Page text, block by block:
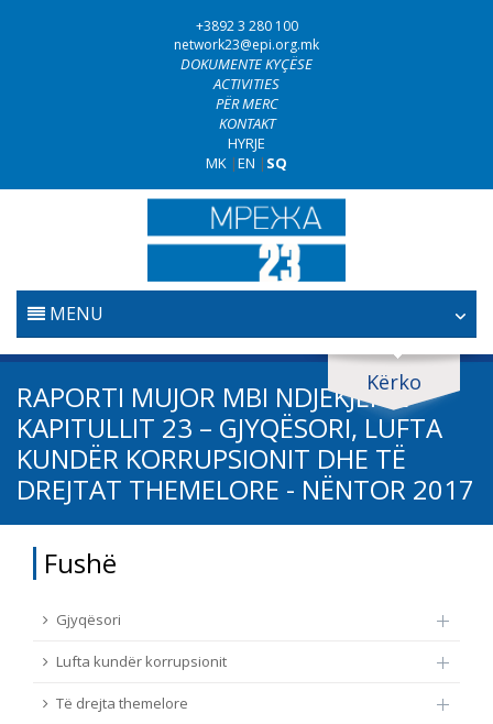
+3892 3 280 100
network23@epi.org.mk
DOKUMENTE KYÇËSE
ACTIVITIES
PËR MERC
KONTAKT
HYRJE
MK |EN | SQ
MENU
FILLESTARE
GJYQËSORI
LUFTA KUNDËR KORRUPSIONIT
TË DREJTA THEMELORE
E DREJTA E QYTETARËVE TË BE-SË
ПРИСТАПНИ ПРЕГОВОРИ
Kërko
Kërko dokumente
Kërko
Fushë / lëmi
Burim
Nën burim
RAPORTI MUJOR MBI NDJEKJEN E
KAPITULLIT 23 – GJYQËSORI, LUFTA
KUNDËR KORRUPSIONIT DHE TË
DREJTAT THEMELORE - NËNTOR 2017
Fushë
Gjyqësori
Lufta kundër korrupsionit
Të drejta themelore